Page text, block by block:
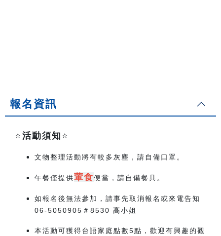
報名資訊
⭐️活動須知 ⭐️
文物整理活動將有較多灰塵，請自備口罩。
午餐僅提供葷食便當，請自備餐具。
如報名後無法參加，請事先取消報名或來電告知
06-5050905＃8530 高小姐
本活動可獲得台語家庭點數5點，歡迎有興趣的觀